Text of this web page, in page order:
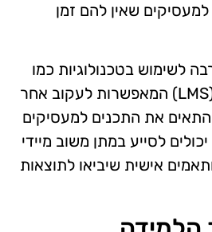
שאין להם זמן
לשימוש בטכנולוגיות כמו
מערכות ניהול למידה (LMS) המאפשרות לעקוב אחר
את התכנים למעסיקים
לסייע במתן משוב מיידי
אישית שיביאו לתוצאות